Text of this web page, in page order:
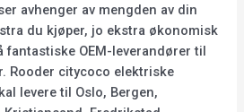
avhenger av mengden av din
du kjøper, jo ekstra økonomisk
fantastiske OEM-leverandører til
Rooder citycoco elektriske
levere til Oslo, Bergen,